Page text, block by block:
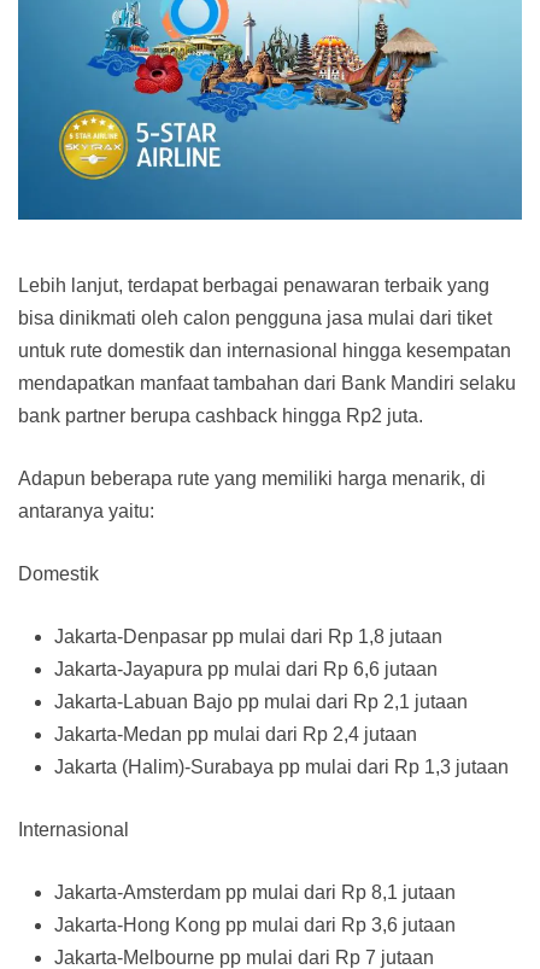
Lebih lanjut, terdapat berbagai penawaran terbaik yang
bisa dinikmati oleh calon pengguna jasa mulai dari tiket
untuk rute domestik dan internasional hingga kesempatan
mendapatkan manfaat tambahan dari Bank Mandiri selaku
bank partner berupa cashback hingga Rp2 juta.
Adapun beberapa rute yang memiliki harga menarik, di
antaranya yaitu:
Domestik
Jakarta-Denpasar pp mulai dari Rp 1,8 jutaan
Jakarta-Jayapura pp mulai dari Rp 6,6 jutaan
Jakarta-Labuan Bajo pp mulai dari Rp 2,1 jutaan
Jakarta-Medan pp mulai dari Rp 2,4 jutaan
Jakarta (Halim)-Surabaya pp mulai dari Rp 1,3 jutaan
Internasional
Jakarta-Amsterdam pp mulai dari Rp 8,1 jutaan
Jakarta-Hong Kong pp mulai dari Rp 3,6 jutaan
Jakarta-Melbourne pp mulai dari Rp 7 jutaan